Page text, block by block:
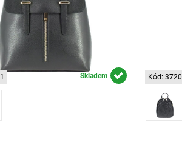
Skladem Kód: